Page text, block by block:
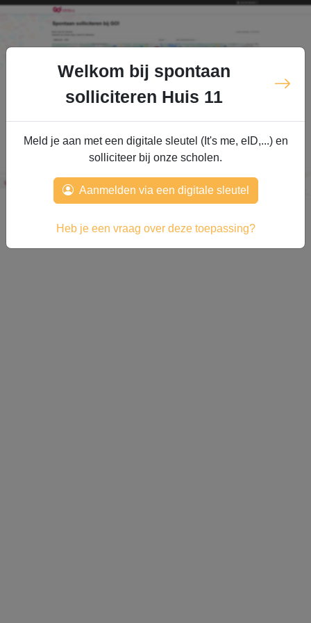
Welkom bij spontaan
solliciteren Huis 11
Meld je aan met een digitale sleutel (It's me, eID,...) en
solliciteer bij onze scholen.
Aanmelden via een digitale sleutel
Heb je een vraag over deze toepassing?